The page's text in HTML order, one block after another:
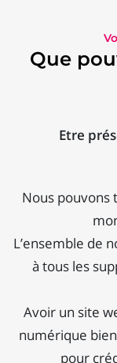
Que
Etre
Nous pouvons
L’ensemble de
à tous les
Avoir un site
numérique
pour